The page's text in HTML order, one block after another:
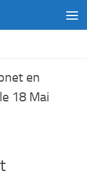
en
18 Mai